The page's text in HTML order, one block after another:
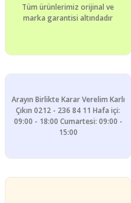
Tüm ürünlerimiz orijinal ve
marka garantisi altındadır
Arayın Birlikte Karar Verelim Karlı
Çıkın 0212 - 236 84 11 Hafa içi:
09:00 - 18:00 Cumartesi: 09:00 -
15:00